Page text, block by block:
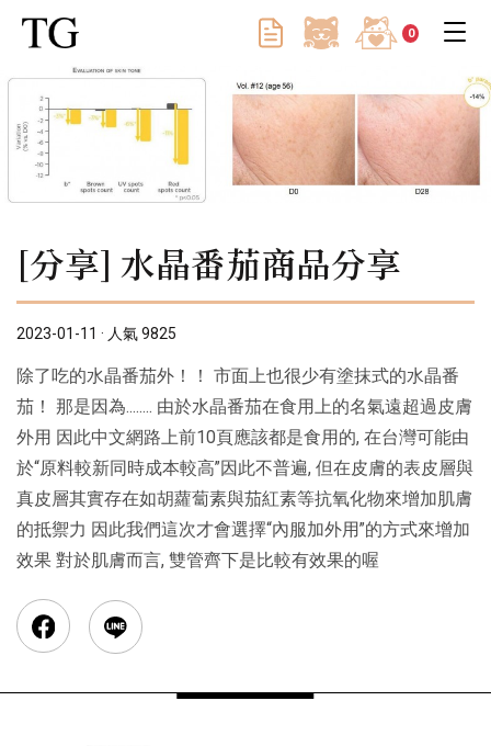
0
[分享] 水晶番茄商品分享
2023-01-11 · 人氣 9825
除了吃的水晶番茄外！！ 市面上也很少有塗抹式的水晶番
茄！ 那是因為........ 由於水晶番茄在食用上的名氣遠超過皮膚
外用 因此中文網路上前10頁應該都是食用的, 在台灣可能由
於“原料較新同時成本較高”因此不普遍, 但在皮膚的表皮層與
真皮層其實存在如胡蘿蔔素與茄紅素等抗氧化物來增加肌膚
的抵禦力 因此我們這次才會選擇“內服加外用”的方式來增加
效果 對於肌膚而言, 雙管齊下是比較有效果的喔